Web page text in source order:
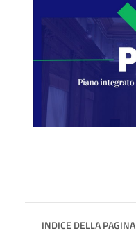
INDICE DELLA PAGINA